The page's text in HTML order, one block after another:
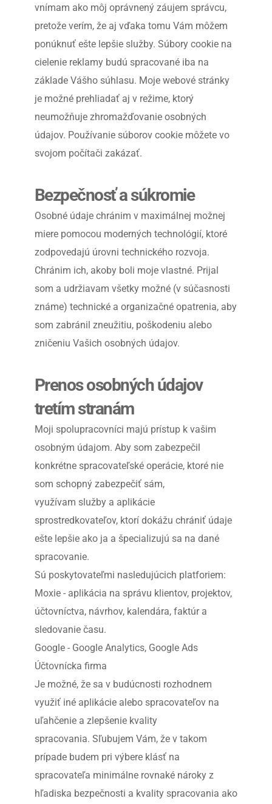
vnímam ako môj oprávnený záujem správcu,
pretože verím, že aj vďaka tomu Vám môžem
ponúknuť ešte lepšie služby. Súbory cookie na
cielenie reklamy budú spracované iba na
základe Vášho súhlasu. Moje webové stránky
je možné prehliadať aj v režime, ktorý
neumožňuje zhromažďovanie osobných
údajov. Používanie súborov cookie môžete vo
svojom počítači zakázať.
Bezpečnosť a súkromie
Osobné údaje chránim v maximálnej možnej
miere pomocou moderných technológií, ktoré
zodpovedajú úrovni technického rozvoja.
Chránim ich, akoby boli moje vlastné. Prijal
som a udržiavam všetky možné (v súčasnosti
známe) technické a organizačné opatrenia, aby
som zabránil zneužitiu, poškodeniu alebo
zničeniu Vašich osobných údajov.
Prenos osobných údajov
tretím stranám
Moji spolupracovníci majú prístup k vašim
osobným údajom. Aby som zabezpečil
konkrétne spracovateľské operácie, ktoré nie
som schopný zabezpečiť sám,
využívam služby a aplikácie
sprostredkovateľov, ktorí dokážu chrániť údaje
ešte lepšie ako ja a špecializujú sa na dané
spracovanie.
Sú poskytovateľmi nasledujúcich platforiem:
Moxie - aplikácia na správu klientov, projektov,
účtovníctva, návrhov, kalendára, faktúr a
sledovanie času.
Google - Google Analytics, Google Ads
Účtovnícka firma
Je možné, že sa v budúcnosti rozhodnem
využiť iné aplikácie alebo spracovateľov na
uľahčenie a zlepšenie kvality
spracovania. Sľubujem Vám, že v takom
prípade budem pri výbere klásť na
spracovateľa minimálne rovnaké nároky z
hľadiska bezpečnosti a kvality spracovania ako